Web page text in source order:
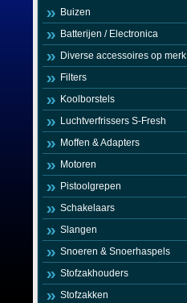
Buizen
Batterijen / Electronica
Diverse accessoires op merk
Filters
Koolborstels
Luchtverfrissers S-Fresh
Moffen & Adapters
Motoren
Pistoolgrepen
Schakelaars
Slangen
Snoeren & Snoerhaspels
Stofzakhouders
Stofzakken